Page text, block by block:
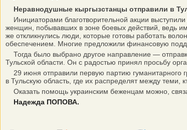
Неравнодушные кыргызстанцы отправили в
Инициаторами благотворительной акции
женщин, побывавших в зоне боевых действий, ведь
же откликнулись люди, которые готовы работать
обеспечением. Многие предложили финансовую
Тогда было выбрано другое направление —
Тульской области. Он с радостью принял просьбу
29 июня отправили первую партию гуманитарного
в Тульскую область, где их распределят между теми,
Оказать помощь украинским беженцам можно,
Надежда ПОПОВА.